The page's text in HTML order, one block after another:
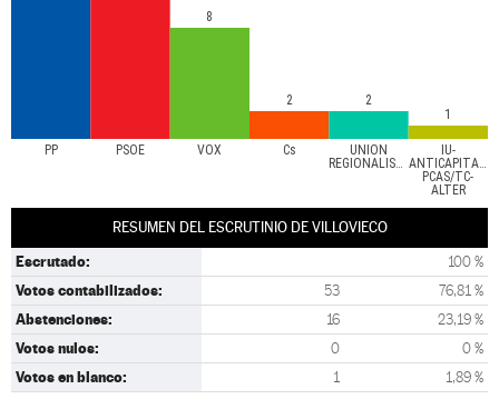
PP PSOE VOX Cs
UNIÓN
REGIONALISTA
IU-
PCAS/TC-
ALTER
8
2
2
1
RESUMEN DEL ESCRUTINIO DE VILLOVIECO
Escrutado: 100 %
Votos contabilizados: 53 76,81 %
Abstenciones: 16 23,19 %
Votos nulos: 0 0 %
Votos en blanco: 1 1,89 %